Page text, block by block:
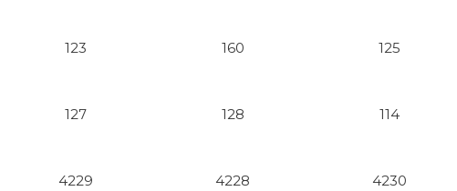
123 160 125
127 128 114
4229 4228 4230